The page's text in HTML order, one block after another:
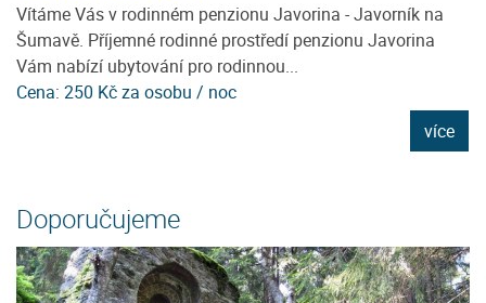
Vítáme Vás v rodinném penzionu Javorina - Javorník na
Šumavě. Příjemné rodinné prostředí penzionu Javorina
Vám nabízí ubytování pro rodinnou...
Cena: 250 Kč za osobu / noc
více
Doporučujeme